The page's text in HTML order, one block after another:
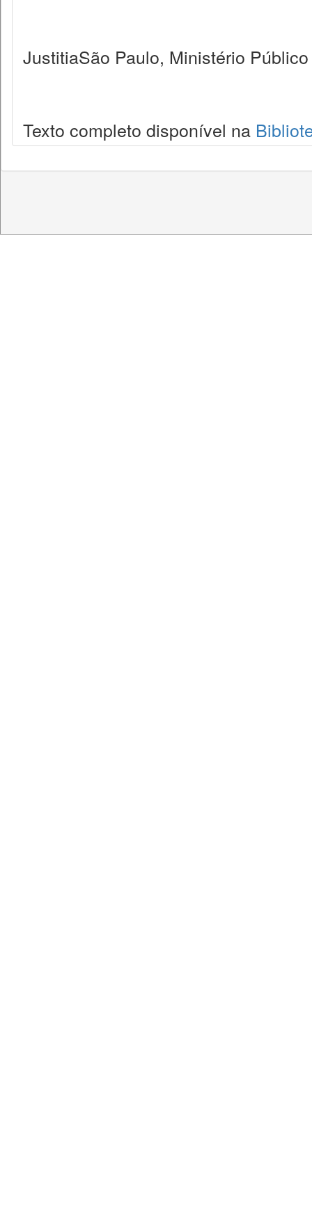
JustitiaSão Paulo, Ministério
Texto completo disponível na